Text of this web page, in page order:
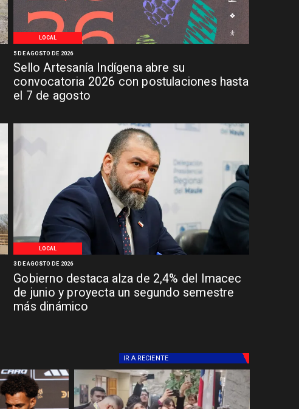
LOCAL
Sello Artesanía Indígena abre su
convocatoria 2026 con postulaciones hasta
el 7 de agosto
5 DE AGOSTO DE 2026
LOCAL
Gobierno destaca alza de 2,4% del Imacec
de junio y proyecta un segundo semestre
más dinámico
3 DE AGOSTO DE 2026
IR A RECIENTE